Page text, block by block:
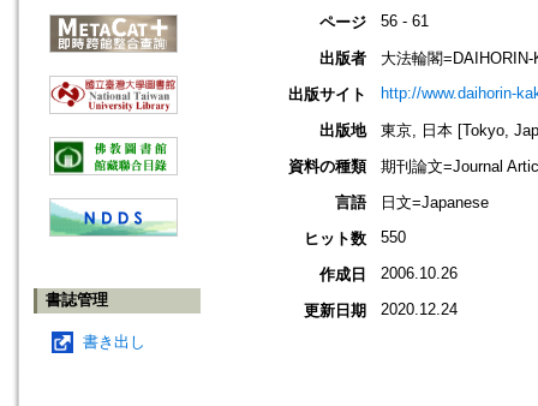
書誌管理
書き出し
ページ 56 - 61
出版者
大法輪閣=DAIHORIN-
出版サイト
http://www.daihorin-
出版地
東京, 日本 [Tokyo,
資料の種類
期刊論文=Journal
言語
日文=Japanese
ヒット数
550
作成日 2006.10.26
更新日期 2020.12.24